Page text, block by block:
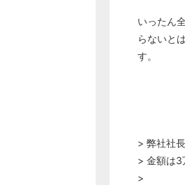
いったん
らないと
す。
> 弊社社
> 金額は3
>